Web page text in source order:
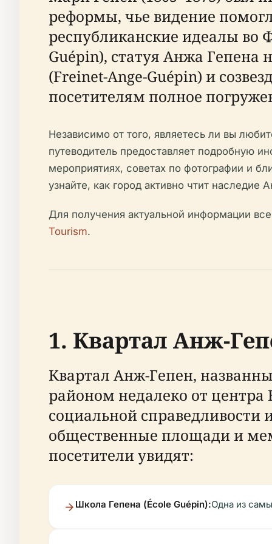
реформы, чье видение
республиканские идеалы во
Guépin), статуя Анжа
(Freinet-Ange-Guépin) и
посетителям полное
Независимо от того, являетесь ли вы
путеводитель предоставляет подробную
мероприятиях, советах по фотографии и
узнайте, как город активно чтит
Для получения актуальной информации
Tourism.
1. Квартал Анж-
Квартал Анж-Гепен,
районом недалеко от
социальной справедливости
общественные площади и
посетители увидят:
Школа Гепена (École Guépin):Одна из